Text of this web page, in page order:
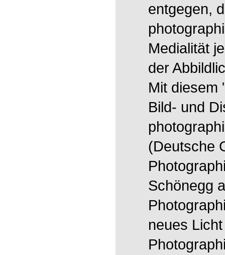
entgegen,
Medialität
der
Mit diesem
Bild- und
(Deutsche
Schönegg
neues